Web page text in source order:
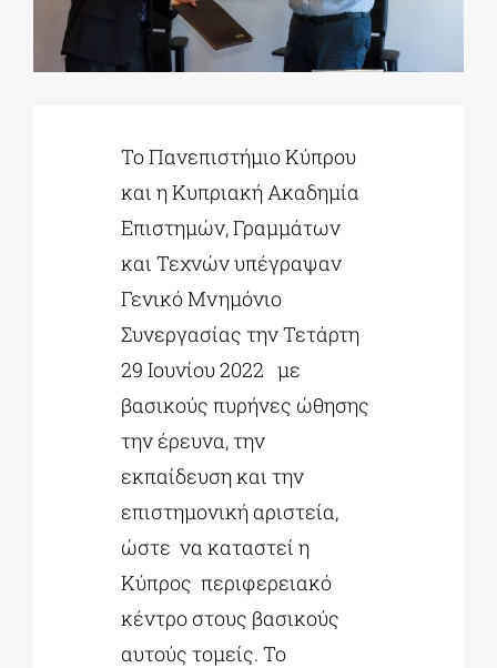
ΔΙΔΑΚΤΟΡΙΚΑ
Το Πανεπιστήμιο Κύπρου
και η Κυπριακή Ακαδημία
Επιστημών, Γραμμάτων
και Τεχνών υπέγραψαν
Γενικό Μνημόνιο
Συνεργασίας την Τετάρτη
29 Ιουνίου 2022 με
βασικούς πυρήνες ώθησης
την έρευνα, την
εκπαίδευση και την
επιστημονική αριστεία,
ώστε να καταστεί η
Κύπρος περιφερειακό
κέντρο στους βασικούς
αυτούς τομείς. Το